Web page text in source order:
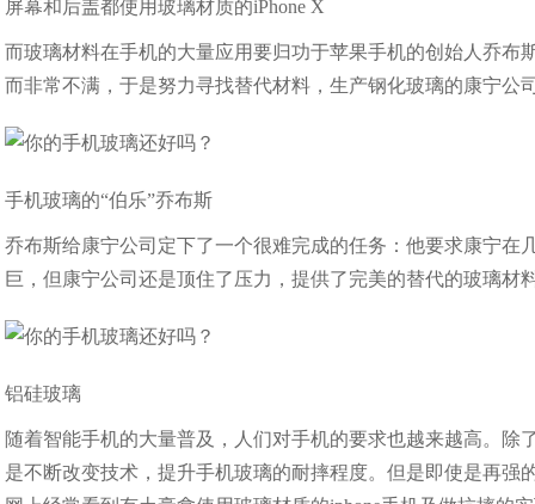
屏幕和后盖都使用玻璃材质的iPhone X
而玻璃材料在手机的大量应用要归功于苹果手机的创始人乔布
而非常不满，于是努力寻找替代材料，生产钢化玻璃的康宁公
手机玻璃的“伯乐”乔布斯
乔布斯给康宁公司定下了一个很难完成的任务：他要求康宁
巨，但康宁公司还是顶住了压力，提供了完美的替代的玻璃材
铝硅玻璃
随着智能手机的大量普及，人们对手机的要求也越来越高。
是不断改变技术，提升手机玻璃的耐摔程度。但是即使是再